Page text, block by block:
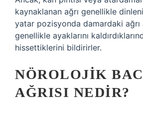
kaynaklanan ağrı genellikle
yatar pozisyonda damardaki
genellikle ayaklarını
hissettiklerini bildirirler.
NÖROLOJIK
AĞRISI NEDIR?